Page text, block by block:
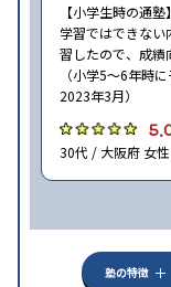
【小学生時の通
学習ではできない
習したので、成績
（小学5〜6年時
2023年3月）
30代 / 大阪府 女性
塾の特徴